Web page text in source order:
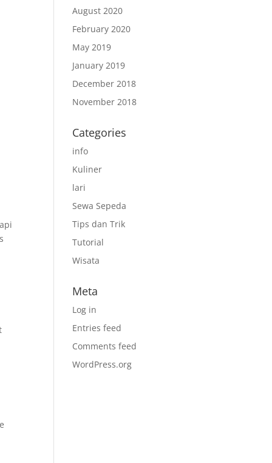
August 2020
February 2020
May 2019
January 2019
December 2018
November 2018
Categories
info
Kuliner
lari
Sewa Sepeda
Tips dan Trik
Tutorial
Wisata
Meta
Log in
Entries feed
Comments feed
WordPress.org